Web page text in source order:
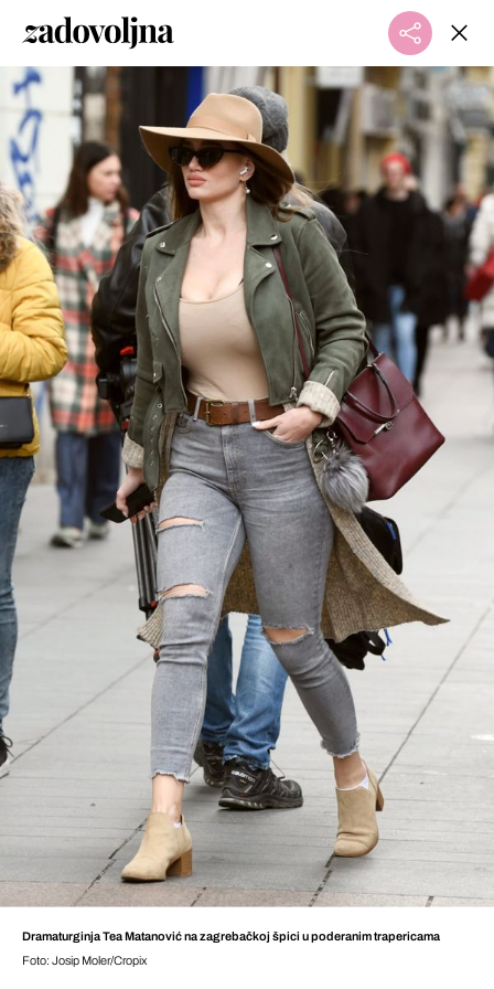
Dramaturginja Tea Matanović na zagrebačkoj špici u poderanim trapericama
Foto: Josip Moler/Cropix